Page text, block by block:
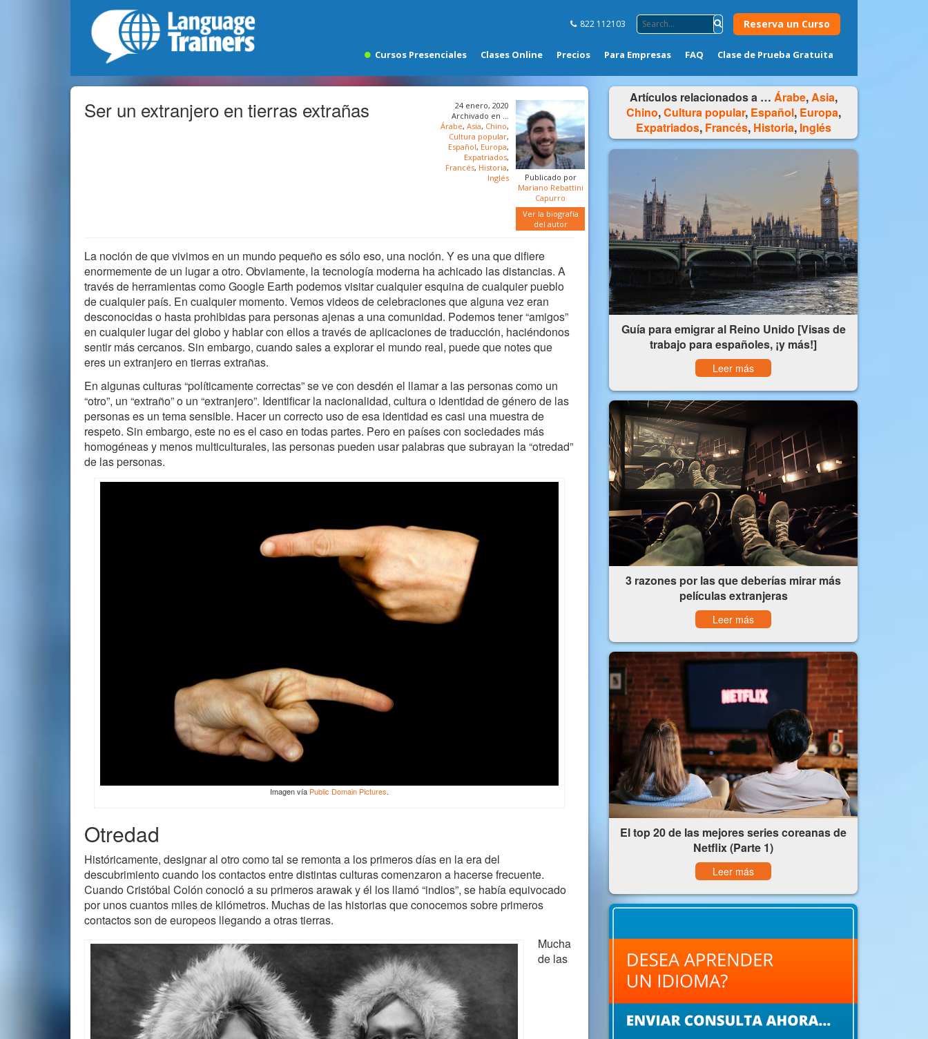
822 112103 Reserva un Curso
Cursos Presenciales Clases Online Precios Para Empresas FAQ Clase de Prueba Gratuita
Ser un extranjero en tierras extrañas
Publicado por
Mariano Rebattini
Capurro
Ver la biografía
del autor
24 enero, 2020
Archivado en …
Árabe, Asia, Chino,
Cultura popular,
Español, Europa,
Expatriados,
Francés, Historia,
Inglés
La noción de que vivimos en un mundo pequeño es sólo eso, una noción. Y es una que difiere
enormemente de un lugar a otro. Obviamente, la tecnología moderna ha achicado las distancias. A
través de herramientas como Google Earth podemos visitar cualquier esquina de cualquier pueblo
de cualquier país. En cualquier momento. Vemos videos de celebraciones que alguna vez eran
desconocidas o hasta prohibidas para personas ajenas a una comunidad. Podemos tener “amigos”
en cualquier lugar del globo y hablar con ellos a través de aplicaciones de traducción, haciéndonos
sentir más cercanos. Sin embargo, cuando sales a explorar el mundo real, puede que notes que
eres un extranjero en tierras extrañas.
En algunas culturas “políticamente correctas” se ve con desdén el llamar a las personas como un
“otro”, un “extraño” o un “extranjero”. Identificar la nacionalidad, cultura o identidad de género de las
personas es un tema sensible. Hacer un correcto uso de esa identidad es casi una muestra de
respeto. Sin embargo, este no es el caso en todas partes. Pero en países con sociedades más
homogéneas y menos multiculturales, las personas pueden usar palabras que subrayan la “otredad”
de las personas.
Imagen vía Public Domain Pictures.
Otredad
Históricamente, designar al otro como tal se remonta a los primeros días en la era del
descubrimiento cuando los contactos entre distintas culturas comenzaron a hacerse frecuente.
Cuando Cristóbal Colón conoció a su primeros arawak y él los llamó “indios”, se había equivocado
por unos cuantos miles de kilómetros. Muchas de las historias que conocemos sobre primeros
contactos son de europeos llegando a otras tierras.
Mucha
de las
Artículos relacionados a … Árabe,Asia,
Chino,Cultura popular, Español, Europa,
Expatriados, Francés, Historia, Inglés
Guía para emigrar al Reino Unido [Visas de
trabajo para españoles, ¡y más!]
Leer más
3 razones por las que deberías mirar más
películas extranjeras
Leer más
El top 20 de las mejores series coreanas de
Netflix (Parte 1)
Leer más